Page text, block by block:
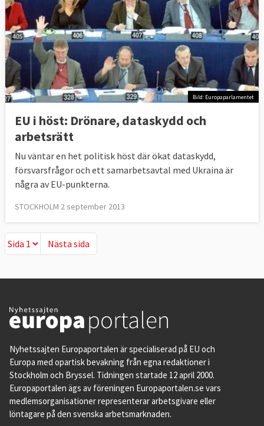
Bild: Europaparlamentet
EU i höst: Drönare, dataskydd och
arbetsrätt
Nu väntar en het politisk höst där ökat dataskydd,
försvarsfrågor och ett samarbetsavtal med Ukraina är
några av EU-punkterna.
STOCKHOLM 2 september 2013
Nästa sida
Nästa sida
Nyhetssajten Europaportalen är specialiserad på EU och
Europa med opartisk bevakning från egna redaktioner i
Stockholm och Bryssel. Tidningen startade 12 april 2000.
Europaportalen ägs av föreningen Europaportalen.se vars
medlemsorganisationer representerar arbetsgivare eller
löntagare på den svenska arbetsmarknaden.